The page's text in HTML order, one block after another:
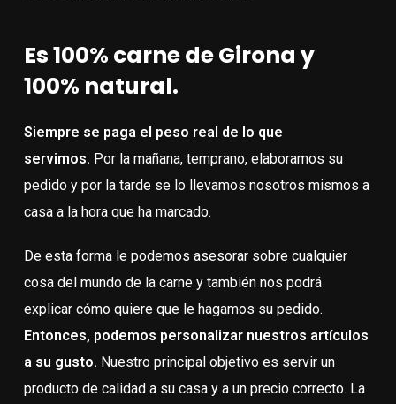
Es 100% carne de Girona y
100% natural.
Siempre se paga el peso real de lo que
servimos. Por la mañana, temprano, elaboramos su
pedido y por la tarde se lo llevamos nosotros mismos a
casa a la hora que ha marcado.
De esta forma le podemos asesorar sobre cualquier
cosa del mundo de la carne y también nos podrá
explicar cómo quiere que le hagamos su pedido.
Entonces, podemos personalizar nuestros artículos
a su gusto. Nuestro principal objetivo es servir un
producto de calidad a su casa y a un precio correcto. La